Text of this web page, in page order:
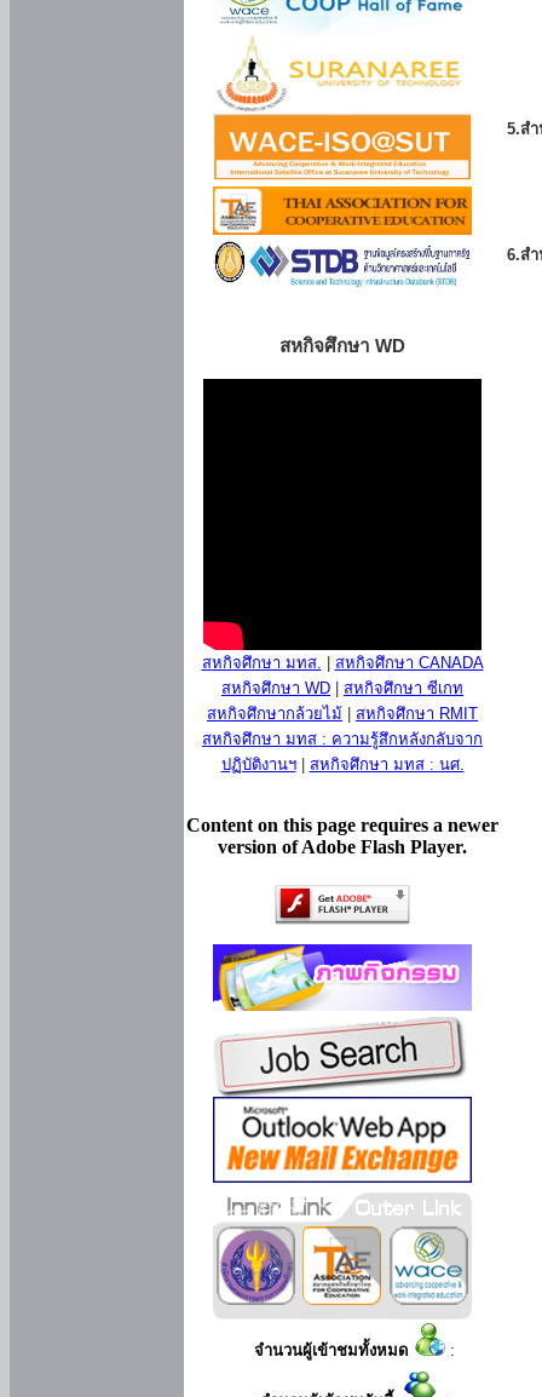
สหกิจศึกษา WD
สหกิจศึกษา มทส.
สหกิจศึกษา CANADA
สหกิจศึกษา WD
สหกิจศึกษา ซีเกท
สหกิจศึกษากล้วยไม้
สหกิจศึกษา RMIT
สหกิจศึกษา มทส : ความรู้สึกหลังกลับจาก
ปฏิบัติงานฯ| สหกิจศึกษา มทส : นศ.
Content on this page requires a newer
version of Adobe Flash Player.
จำนวนผู้เข้าชมทั้งหมด :
5.ส
6.ส